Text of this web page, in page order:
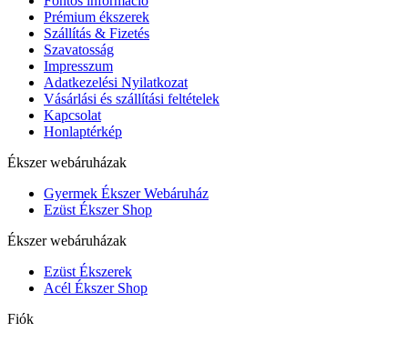
Prémium ékszerek
Szállítás & Fizetés
Szavatosság
Impresszum
Adatkezelési Nyilatkozat
Vásárlási és szállítási feltételek
Kapcsolat
Honlaptérkép
Ékszer webáruházak
Gyermek Ékszer Webáruház
Ezüst Ékszer Shop
Ékszer webáruházak
Ezüst Ékszerek
Acél Ékszer Shop
Fiók